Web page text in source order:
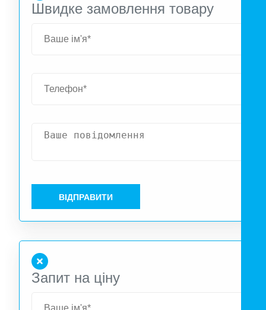
Вони ідеально підходять для встановлення в панелях,
Ці ревізійні панелі: Забезпечують зручний доступ
пристроїв; Стійкі до ультрафіолетового
монтажної піни. Ці панелі призначені для встановлення
Швидке замовлення товару
ВІДПРАВИТИ
Запит на ціну